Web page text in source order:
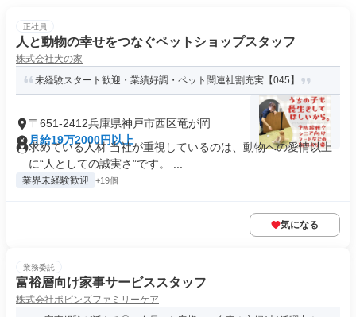
正社員
人と動物の幸せをつなぐペットショップスタッフ
株式会社犬の家
未経験スタート歓迎・業績好調・ペット関連社割充実【045】
〒651-2412兵庫県神戸市西区竜が岡
月給19万2000円以上
求めている人材 当社が重視しているのは、動物への愛情以上
に“人としての誠実さ”です。 ...
業界未経験歓迎 +19個
気になる
業務委託
富裕層向け家事サービススタッフ
株式会社ポピンズファミリーケア